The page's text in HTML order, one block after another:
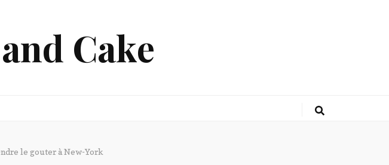
Cake
le gouter à New-York